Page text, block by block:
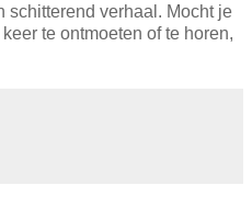
schitterend verhaal. Mocht je
te ontmoeten of te horen,